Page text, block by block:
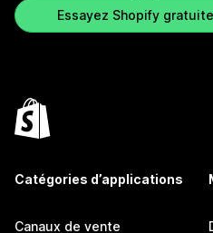
Essayez Shopify
Catégories d’applications
Canaux de vente